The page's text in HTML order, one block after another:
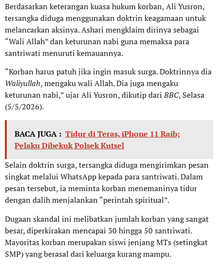
Berdasarkan keterangan kuasa hukum korban, Ali Yusron,
tersangka diduga menggunakan doktrin keagamaan untuk
melancarkan aksinya. Ashari mengklaim dirinya sebagai
“Wali Allah” dan keturunan nabi guna memaksa para
santriwati menuruti kemauannya.
“Korban harus patuh jika ingin masuk surga. Doktrinnya dia
Waliyullah, mengaku wali Allah. Dia juga mengaku
keturunan nabi,” ujar Ali Yusron, dikutip dariBBC, Selasa
(5/5/2026).
BACA JUGA : Tidur di Teras, iPhone 11 Raib;
Pelaku Dibekuk Polsek Kutsel
Selain doktrin surga, tersangka diduga mengirimkan pesan
singkat melalui WhatsApp kepada para santriwati. Dalam
pesan tersebut, ia meminta korban menemaninya tidur
dengan dalih menjalankan “perintah spiritual”.
Dugaan skandal ini melibatkan jumlah korban yang sangat
besar, diperkirakan mencapai 30 hingga 50 santriwati.
Mayoritas korban merupakan siswi jenjang MTs (setingkat
SMP) yang berasal dari keluarga kurang mampu.